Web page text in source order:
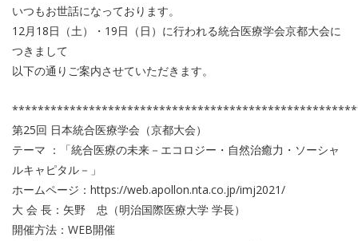
いつもお世話になっております。
12月18日（土）・19日（日）に行われる統合医療学会京都大会に
つきまして
以下の通りご案内させていただきます。
第25回 日本統合医療学会（京都大会）
テーマ ：「統合医療の未来－エコロジー・自然治癒力・ソーシャ
ルキャピタル－」
ホームページ：https://web.apollon.nta.co.jp/imj2021/
大 会 長：矢野 忠（明治国際医療大学 学長）
開催方法：WEB開催